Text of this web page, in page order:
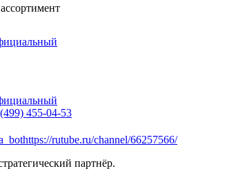
455-04-53
https://rutube.ru/channel/66257566/
партнёр.